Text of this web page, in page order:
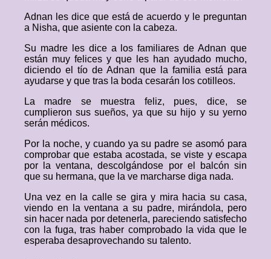
Adnan les dice que está de acuerdo y le preguntan
a Nisha, que asiente con la cabeza.
Su madre les dice a los familiares de Adnan que
están muy felices y que les han ayudado mucho,
diciendo el tío de Adnan que la familia está para
ayudarse y que tras la boda cesarán los cotilleos.
La madre se muestra feliz, pues, dice, se
cumplieron sus sueños, ya que su hijo y su yerno
serán médicos.
Por la noche, y cuando ya su padre se asomó para
comprobar que estaba acostada, se viste y escapa
por la ventana, descolgándose por el balcón sin
que su hermana, que la ve marcharse diga nada.
Una vez en la calle se gira y mira hacia su casa,
viendo en la ventana a su padre, mirándola, pero
sin hacer nada por detenerla, pareciendo satisfecho
con la fuga, tras haber comprobado la vida que le
esperaba desaprovechando su talento.